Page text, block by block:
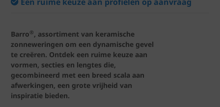
Barro®, assortiment van keramische
zonneweringen om een dynamische gevel
te creëren. Ontdek een ruime keuze aan
vormen, secties en lengtes die,
gecombineerd met een breed scala aan
afwerkingen, een grote vrijheid van
inspiratie bieden.